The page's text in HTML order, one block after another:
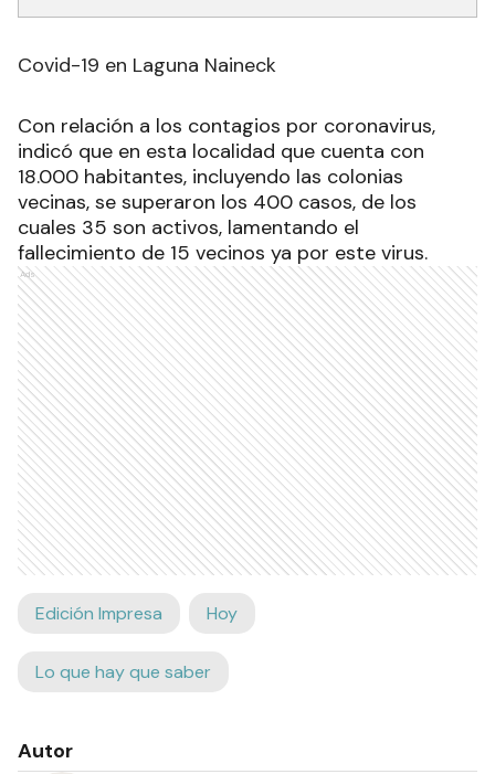
Covid-19 en Laguna Naineck
Con relación a los contagios por coronavirus,
indicó que en esta localidad que cuenta con
18.000 habitantes, incluyendo las colonias
vecinas, se superaron los 400 casos, de los
cuales 35 son activos, lamentando el
fallecimiento de 15 vecinos ya por este virus.
Ads
Edición Impresa Hoy
Lo que hay que saber
Autor